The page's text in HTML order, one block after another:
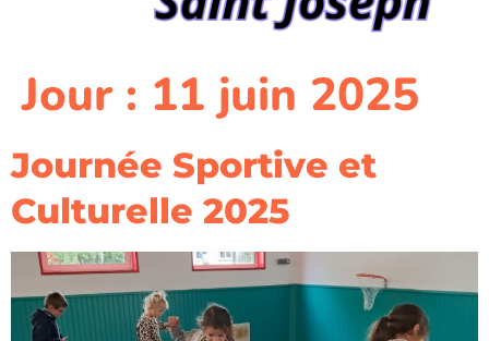
Jour : 11 juin 2025
Journée Sportive et
Culturelle 2025